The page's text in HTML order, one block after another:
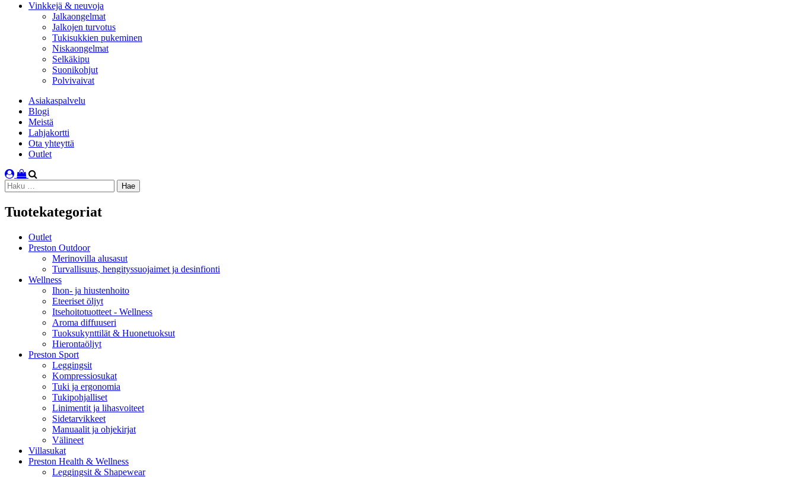
Vinkkejä & neuvoja
Jalkaongelmat
Jalkojen turvotus
Tukisukkien pukeminen
Niskaongelmat
Selkäkipu
Suonikohjut
Polvivaivat
Asiakaspalvelu
Blogi
Meistä
Lahjakortti
Ota yhteyttä
Outlet
Haku:
Tuotekategoriat
Outlet
Preston Outdoor
Merinovilla alusasut
Turvallisuus, hengityssuojaimet ja desinfionti
Wellness
Ihon- ja hiustenhoito
Eteeriset öljyt
Itsehoitotuotteet - Wellness
Aroma diffuuseri
Tuoksukynttilät & Huonetuoksut
Hierontaöljyt
Preston Sport
Leggingsit
Kompressiosukat
Tuki ja ergonomia
Tukipohjalliset
Linimentit ja lihasvoiteet
Sidetarvikkeet
Manuaalit ja ohjekirjat
Välineet
Villasukat
Preston Health & Wellness
Leggingsit & Shapewear